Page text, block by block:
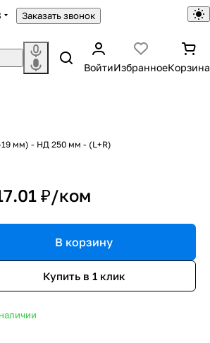
Заказать звонок
ВойтиИзбранноеКорзина
19 мм) - НД 250 мм - (L+R)
₽/ком
В корзину
Купить в 1 клик